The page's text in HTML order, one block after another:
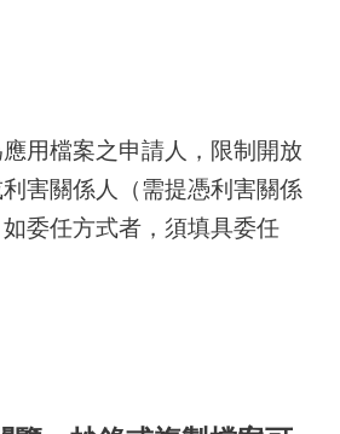
用檔案之申請人，限制開放
害關係人（需提憑利害關係
委任方式者，須填具委任